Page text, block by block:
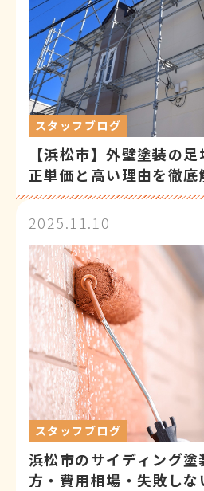
スタッフブログ
【浜松市】外壁塗装の
正単価と高い理由を徹底
2025.11.10
スタッフブログ
浜松市のサイディング
方・費用相場・失敗しな